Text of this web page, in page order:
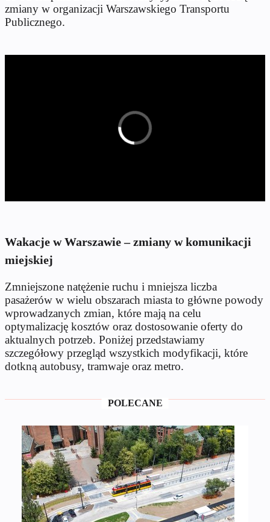
zmiany w organizacji Warszawskiego Transportu
Publicznego.
Wakacje w Warszawie – zmiany w komunikacji
miejskiej
Zmniejszone natężenie ruchu i mniejsza liczba
pasażerów w wielu obszarach miasta to główne powody
wprowadzanych zmian, które mają na celu
optymalizację kosztów oraz dostosowanie oferty do
aktualnych potrzeb. Poniżej przedstawiamy
szczegółowy przegląd wszystkich modyfikacji, które
dotkną autobusy, tramwaje oraz metro.
POLECANE